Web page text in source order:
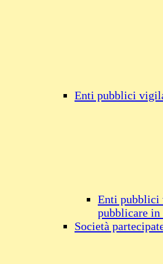
Enti pubblici
Enti pubblici
pubblicare in
Società